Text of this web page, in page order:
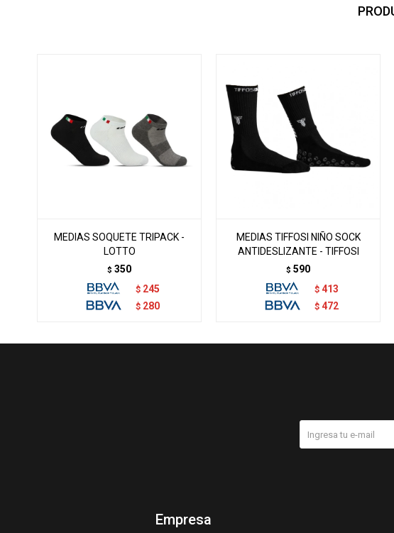
MEDIAS SOQUETE TRIPACK -
LOTTO
$ 350
$ 245
$ 280
MEDIAS TIFFOSI NIÑO SOCK
ANTIDESLIZANTE - TIFFOSI
$ 590
$ 413
$ 472
Empresa